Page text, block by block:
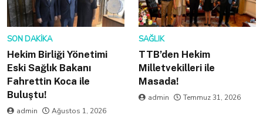
SON DAKIKA
Hekim Birliği Yönetimi
Eski Sağlık Bakanı
Fahrettin Koca ile
Buluştu!
admin Ağustos 1, 2026
SAĞLIK
TTB’den Hekim
Milletvekilleri ile
Masada!
admin Temmuz 31, 2026